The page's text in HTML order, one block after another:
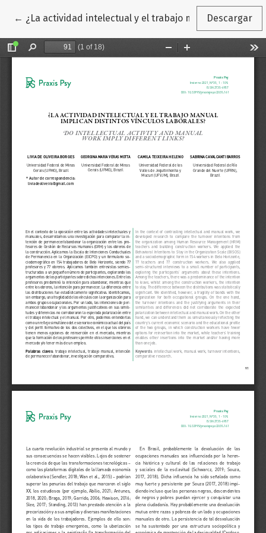
← Volver a los detalles del artículo
¿La actividad intelectual y el trabajo manual implican
Descargar